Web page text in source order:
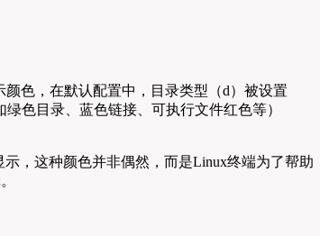
色，在默认配置中，目录类型（d）被设置
色目录、蓝色链接、可执行文件红色等）
，这种颜色并非偶然，而是Linux终端为了帮助